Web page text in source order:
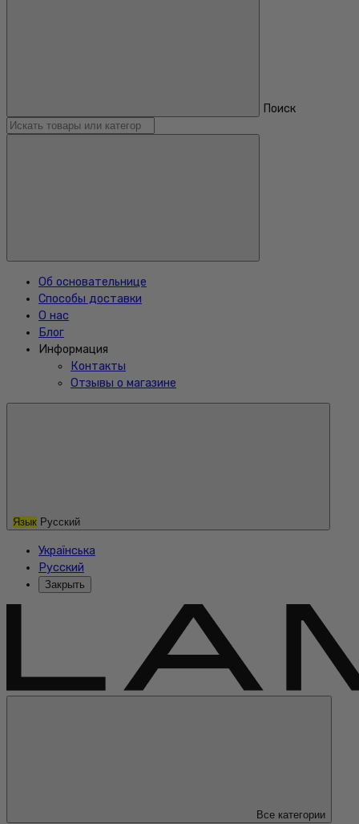
Поиск
Об основательнице
Способы доставки
О нас
Блог
Информация
Контакты
Отзывы о магазине
Язык Русский
Українська
Русский
Закрыть
Все категории